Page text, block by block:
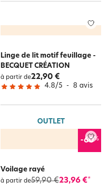
Linge de lit motif feuillage -
BECQUET CRÉATION
à partir de22,90 €
4.8/5 - 8 avis
OUTLET
-60%
Voilage rayé
à partir de59,90 €23,96 €*